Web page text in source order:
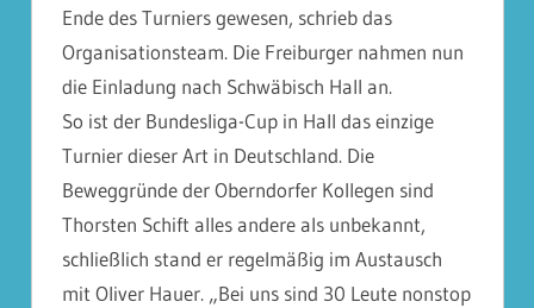
Ende des Turniers gewesen, schrieb das
Organisationsteam. Die Freiburger nahmen nun
die Einladung nach Schwäbisch Hall an.
So ist der Bundesliga-Cup in Hall das einzige
Turnier dieser Art in Deutschland. Die
Beweggründe der Oberndorfer Kollegen sind
Thorsten Schift alles andere als unbekannt,
schließlich stand er regelmäßig im Austausch
mit Oliver Hauer. „Bei uns sind 30 Leute nonstop